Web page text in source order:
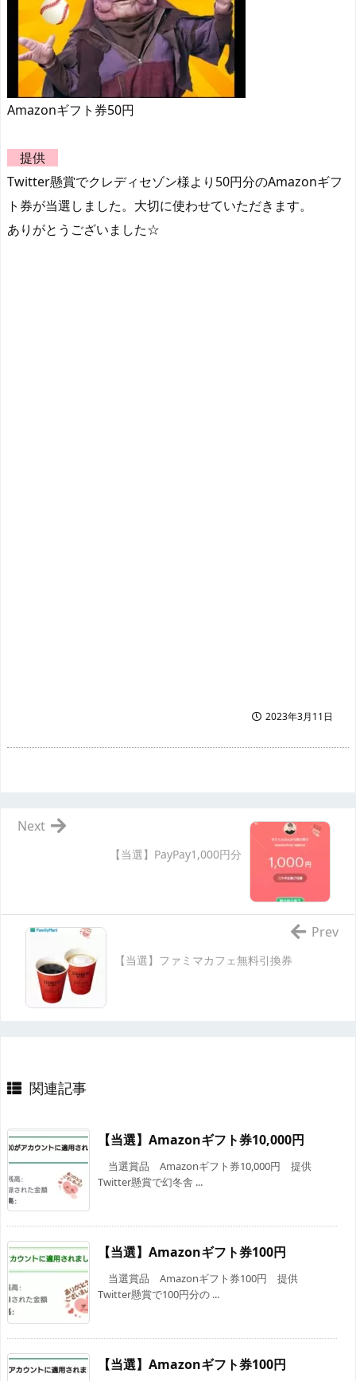
Amazonギフト券50円
提供
Twitter懸賞でクレディセゾン様より50円分のAmazonギフ
ト券が当選しました。大切に使わせていただきます。
ありがとうございました☆
2023年3月11日
【当選】PayPay1,000円分
Next
【当選】ファミマカフェ無料引換券
Prev
関連記事
【当選】Amazonギフト券10,000円
当選賞品 Amazonギフト券10,000円 提供
Twitter懸賞で幻冬舎 ...
【当選】Amazonギフト券100円
当選賞品 Amazonギフト券100円 提供
Twitter懸賞で100円分の ...
【当選】Amazonギフト券100円